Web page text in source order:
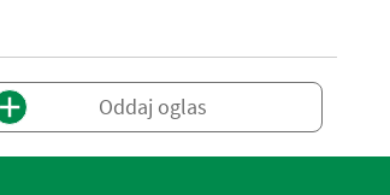
Oddaj oglas